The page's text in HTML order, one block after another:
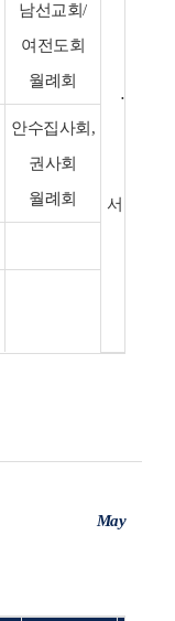
남선교회/
여전도회
월례회
⋅행복
서울관악
안수집사회,
권사회
월례회
May